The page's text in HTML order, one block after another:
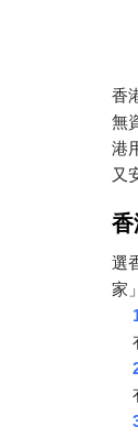
香
無
港
又
香
選
家